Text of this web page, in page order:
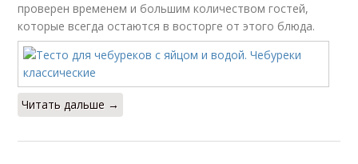
проверен временем и большим количеством гостей,
которые всегда остаются в восторге от этого блюда.
Читать дальше →